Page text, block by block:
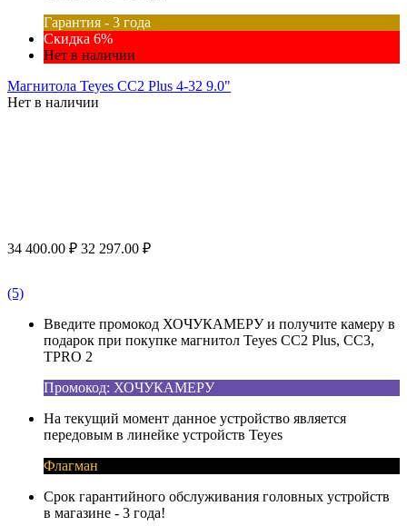
Гарантия - 3 года
Скидка 6%
Нет в наличии
Магнитола Teyes CC2 Plus 4-32 9.0"
Нет в наличии
34 400.00 ₽ 32 297.00 ₽
(5)
Введите промокод ХОЧУКАМЕРУ и получите камеру в
подарок при покупке магнитол Teyes CC2 Plus, CC3,
TPRO 2
Промокод: ХОЧУКАМЕРУ
На текущий момент данное устройство является
передовым в линейке устройств Teyes
Флагман
Срок гарантийного обслуживания головных устройств
в магазине - 3 года!